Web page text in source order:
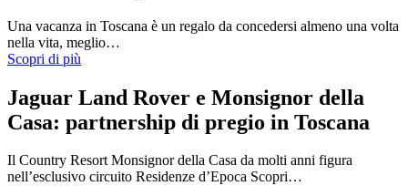
Una vacanza in Toscana è un regalo da concedersi almeno una volta
nella vita, meglio…
Scopri di più
Jaguar Land Rover e Monsignor della
Casa: partnership di pregio in Toscana
Il Country Resort Monsignor della Casa da molti anni figura
nell’esclusivo circuito Residenze d’Epoca Scopri…